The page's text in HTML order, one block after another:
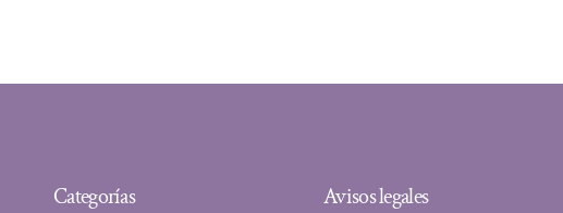
Categorías Avisos legales